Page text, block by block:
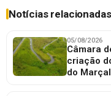
Notícias relacionadas
05/08/2026
Câmara
criação
do Marçal